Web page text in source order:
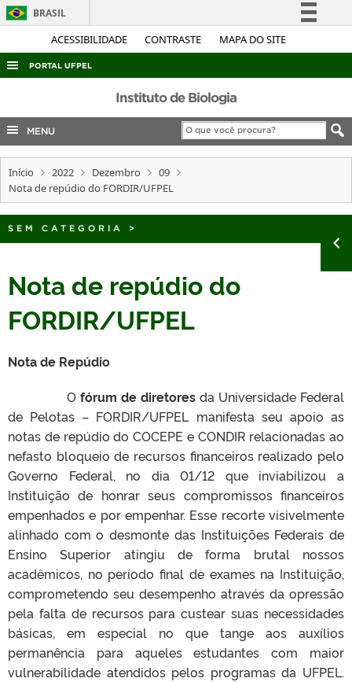
ACESSIBILIDADE CONTRASTE MAPA DO SITE
BRASIL
Simplifique!
Acesso à informação
Legislação
Canais
PORTAL UFPEL
ACESSO À INFORMAÇÃO
AUDITORIA
COBALTO
CONCURSOS
INTERNACIONAL
PORTARIAS
Instituto de Biologia
MENU
Início 2022 Dezembro
09
Nota de repúdio do FORDIR/UFPEL
SEM CATEGORIA >
Nota de repúdio do
FORDIR/UFPEL
Nota de Repúdio
O fórum de diretores da Universidade Federal
de Pelotas – FORDIR/UFPEL manifesta seu apoio as
notas de repúdio do COCEPE e CONDIR relacionadas ao
nefasto bloqueio de recursos financeiros realizado pelo
Governo Federal, no dia 01/12 que inviabilizou a
Instituição de honrar seus compromissos financeiros
empenhados e por empenhar. Esse recorte visivelmente
alinhado com o desmonte das Instituições Federais de
Ensino Superior atingiu de forma brutal nossos
acadêmicos, no período final de exames na Instituição,
comprometendo seu desempenho através da opressão
pela falta de recursos para custear suas necessidades
básicas, em especial no que tange aos auxílios
permanência para aqueles estudantes com maior
vulnerabilidade atendidos pelos programas da UFPEL.